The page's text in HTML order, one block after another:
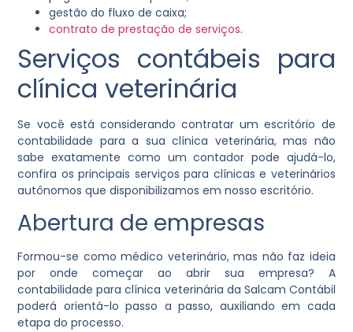
gestão do fluxo de caixa;
contrato de prestação de serviços.
Serviços contábeis para
clínica veterinária
Se você está considerando contratar um escritório de
contabilidade para a sua clínica veterinária, mas não
sabe exatamente como um contador pode ajudá-lo,
confira os principais serviços para clínicas e veterinários
autônomos que disponibilizamos em nosso escritório.
Abertura de empresas
Formou-se como médico veterinário, mas não faz ideia
por onde começar ao abrir sua empresa? A
contabilidade para clínica veterinária da Salcam Contábil
poderá orientá-lo passo a passo, auxiliando em cada
etapa do processo.